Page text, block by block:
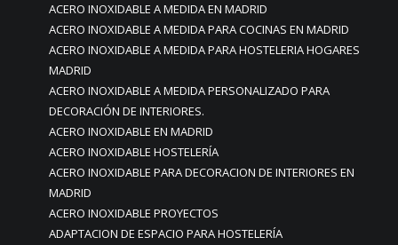
ACERO INOXIDABLE A MEDIDA EN MADRID
ACERO INOXIDABLE A MEDIDA PARA COCINAS EN MADRID
ACERO INOXIDABLE A MEDIDA PARA HOSTELERIA HOGARES
MADRID
ACERO INOXIDABLE A MEDIDA PERSONALIZADO PARA
DECORACIÓN DE INTERIORES.
ACERO INOXIDABLE EN MADRID
ACERO INOXIDABLE HOSTELERÍA
ACERO INOXIDABLE PARA DECORACION DE INTERIORES EN
MADRID
ACERO INOXIDABLE PROYECTOS
ADAPTACION DE ESPACIO PARA HOSTELERÍA